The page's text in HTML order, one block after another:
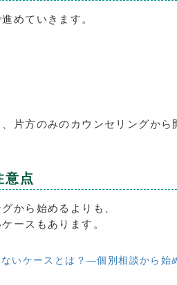
めていきます。
片方のみのカウンセリングから
意点
から始めるよりも、
ースもあります。
いケースとは？―個別相談から始